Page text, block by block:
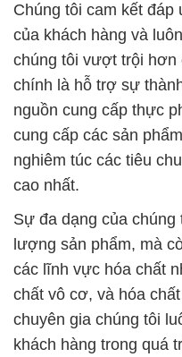
Chúng tôi cam kết đáp
của khách hàng và
chúng tôi vượt trội hơn
chính là hỗ trợ sự
nguồn cung cấp thực
cung cấp các sản
nghiêm túc các tiêu
cao nhất.
Sự đa dạng của
lượng sản phẩm, mà
các lĩnh vực hóa chất
chất vô cơ, và hóa
chuyên gia chúng tôi
khách hàng trong quá